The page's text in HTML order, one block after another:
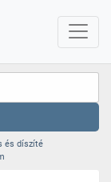
és díszíté